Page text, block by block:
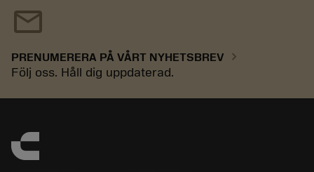
mail
PRENUMERERA PÅ VÅRT NYHETSBREV chevron_right
Följ oss. Håll dig uppdaterad.